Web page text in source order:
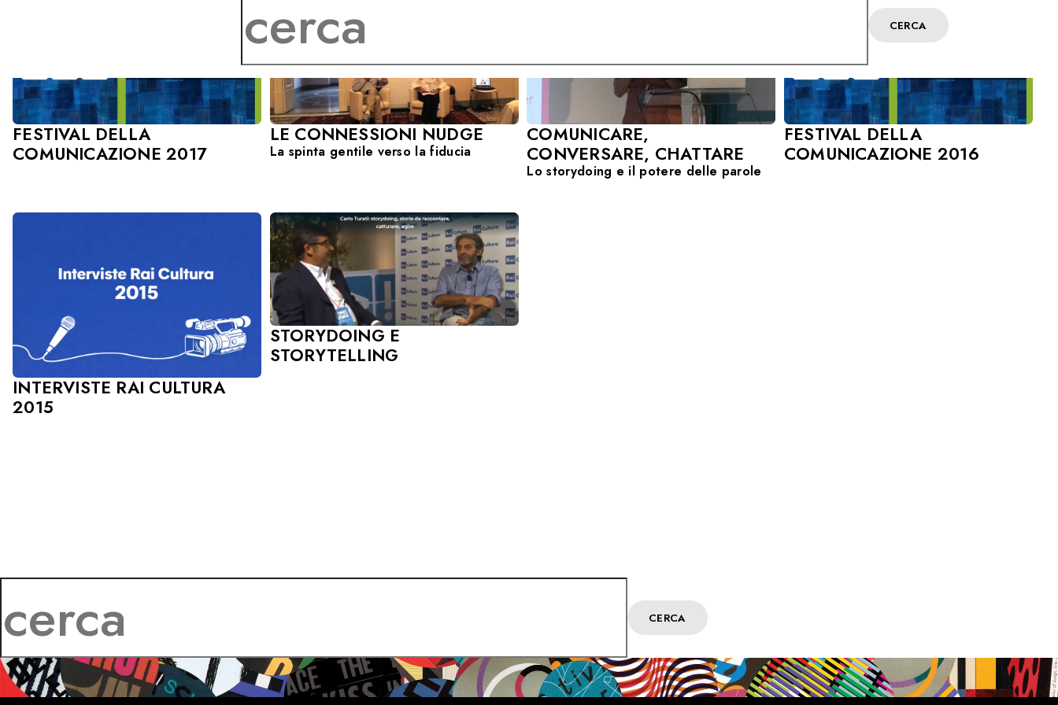
CERCA
FESTIVAL DELLA
COMUNICAZIONE 2017
LE CONNESSIONI NUDGE
La spinta gentile verso la fiducia
COMUNICARE,
CONVERSARE, CHATTARE
Lo storydoing e il potere delle parole
FESTIVAL DELLA
COMUNICAZIONE 2016
INTERVISTE RAI CULTURA
2015
STORYDOING E
STORYTELLING
CERCA